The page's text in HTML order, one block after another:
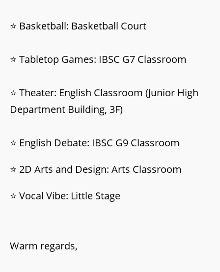
⭐ Basketball: Basketball Court
⭐ Tabletop Games: IBSC G7 Classroom
⭐ Theater: English Classroom (Junior High
Department Building, 3F)
⭐ English Debate: IBSC G9 Classroom
⭐ 2D Arts and Design: Arts Classroom
⭐ Vocal Vibe: Little Stage
Warm regards,